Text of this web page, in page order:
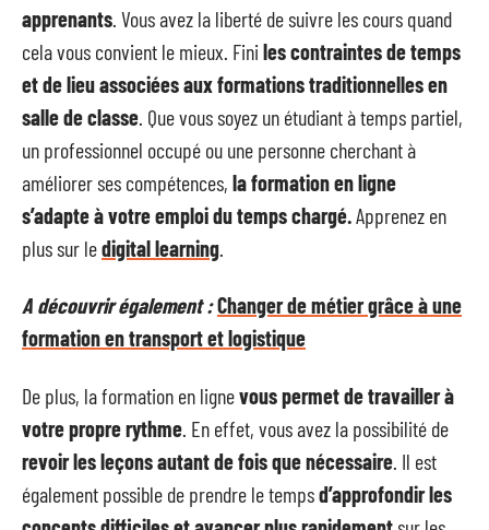
apprenants . Vous avez la liberté de suivre les cours quand
cela vous convient le mieux. Fini les contraintes de temps
et de lieu associées aux formations traditionnelles en
salle de classe . Que vous soyez un étudiant à temps partiel,
un professionnel occupé ou une personne cherchant à
améliorer ses compétences, la formation en ligne
s’adapte à votre emploi du temps chargé.Apprenez en
plus sur ledigital learning
A découvrir également :Changer de métier grâce à une
formation en transport et logistique
De plus, la formation en lignevous permet de travailler à
votre propre rythme . En effet, vous avez la possibilité de
revoir les leçons autant de fois que nécessaire . Il est
également possible de prendre le tempsd’approfondir les